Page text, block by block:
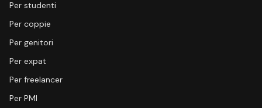
Per studenti
Per coppie
Per genitori
Per expat
Per freelancer
Per PMI